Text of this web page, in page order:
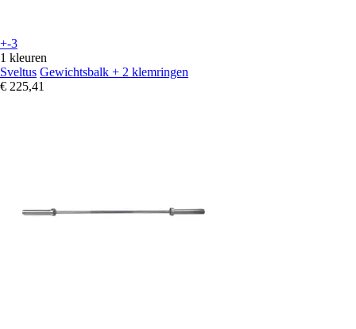
+-3
1 kleuren
Sveltus Gewichtsbalk + 2 klemringen
€ 225,41